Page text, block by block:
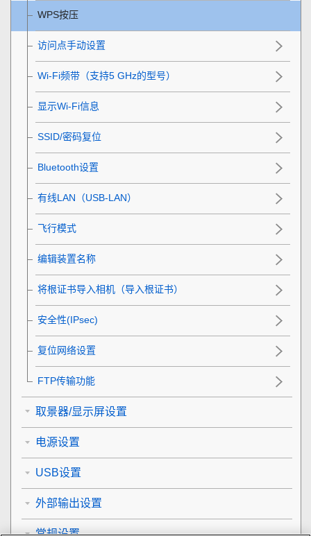
WPS按压
访问点手动设置
Wi-Fi频带 （支持5 GHz的型号）
显示Wi-Fi信息
SSID/密码复位
Bluetooth设置
有线LAN （USB-LAN）
飞行模式
编辑装置名称
将根证书导入相机（导入根证书）
安全性(IPsec)
复位网络设置
FTP传输功能
取景器/显示屏设置
电源设置
USB设置
外部输出设置
常规设置